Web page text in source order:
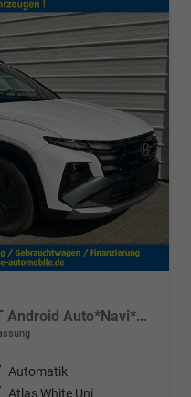
Black Line 1.6 T-GDi HEV AT Android Auto*Navi*SHZ*Kamera*2Z Klimaauto*
Automatik
Atlas White Uni